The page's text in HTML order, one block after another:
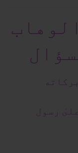
رسول